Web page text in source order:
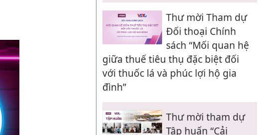
Thư mời Tham dự
Đối thoại Chính
sách “Mối quan hệ
giữa thuế tiêu thụ đặc biệt đối
với thuốc lá và phúc lợi hộ gia
đình”
Thư mời tham dự
Tập huấn “Cải